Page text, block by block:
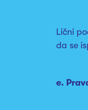
Lični
da se
e.